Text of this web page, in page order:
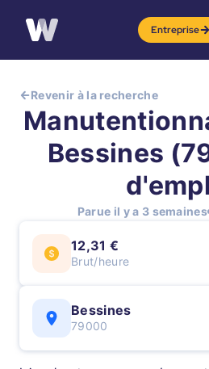
Entreprise
Revenir à la recherche
Bessines
Parue il y a 3 semaines
12,31 €
Brut/heure
Bessines
79000